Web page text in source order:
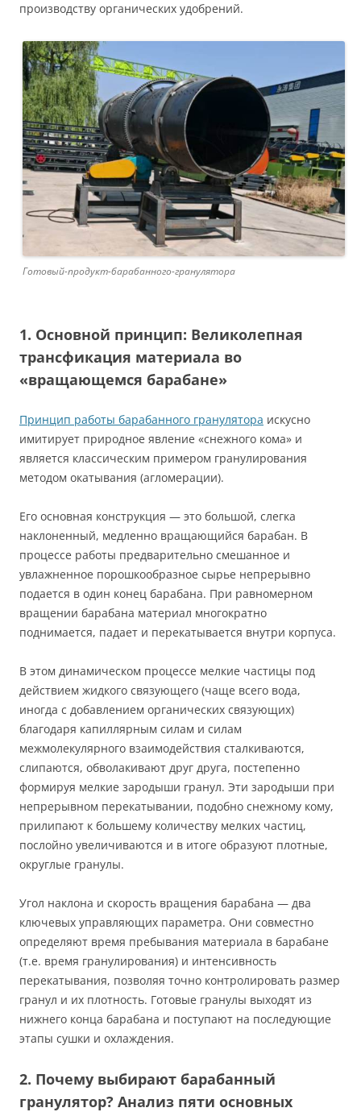
производству органических удобрений.
Готовый-продукт-барабанного-гранулятора
1. Основной принцип: Великолепная
трансфикация материала во
«вращающемся барабане»
Принцип работы барабанного гранулятора искусно
имитирует природное явление «снежного кома» и
является классическим примером гранулирования
методом окатывания (агломерации).
Его основная конструкция — это большой, слегка
наклоненный, медленно вращающийся барабан. В
процессе работы предварительно смешанное и
увлажненное порошкообразное сырье непрерывно
подается в один конец барабана. При равномерном
вращении барабана материал многократно
поднимается, падает и перекатывается внутри корпуса.
В этом динамическом процессе мелкие частицы под
действием жидкого связующего (чаще всего вода,
иногда с добавлением органических связующих)
благодаря капиллярным силам и силам
межмолекулярного взаимодействия сталкиваются,
слипаются, обволакивают друг друга, постепенно
формируя мелкие зародыши гранул. Эти зародыши при
непрерывном перекатывании, подобно снежному кому,
прилипают к большему количеству мелких частиц,
послойно увеличиваются и в итоге образуют плотные,
округлые гранулы.
Угол наклона и скорость вращения барабана — два
ключевых управляющих параметра. Они совместно
определяют время пребывания материала в барабане
(т.е. время гранулирования) и интенсивность
перекатывания, позволяя точно контролировать размер
гранул и их плотность. Готовые гранулы выходят из
нижнего конца барабана и поступают на последующие
этапы сушки и охлаждения.
2. Почему выбирают барабанный
гранулятор? Анализ пяти основных